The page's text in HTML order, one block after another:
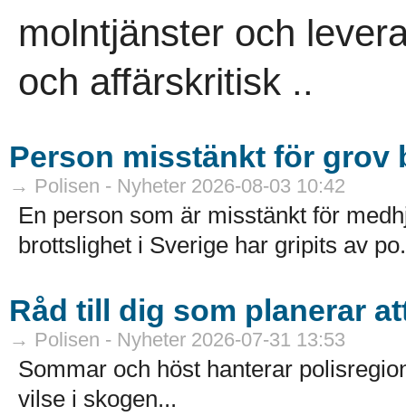
molntjänster och
och affärskritisk ..
Person misstänkt för grov
→ Polisen - Nyheter 2026-08-03 10:42
En person som är misstänkt för
brottslighet i Sverige har gripits av
Råd till dig som planerar
→ Polisen - Nyheter 2026-07-31 13:53
Sommar och höst hanterar
vilse i skogen...